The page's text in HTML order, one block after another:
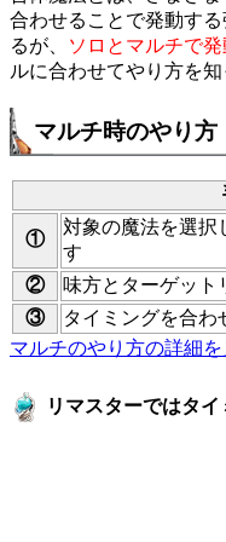
合わせることで発動す
るが、
ソロとマルチで
ルに合わせてやり方を
マルチ時のやり方
①
対象の魔法を選択
す
②
味方とターゲット
③
タイミングを合わ
マルチのやり方の詳細を
リマスターではタ